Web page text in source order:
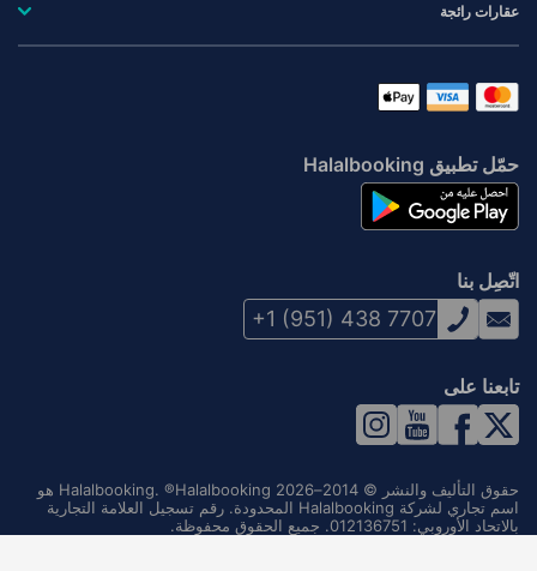
عقارات رائجة
حمّل تطبيق Halalbooking
اتّصِل بنا
+1 (951) 438 7707
تابعنا على
حقوق التأليف والنشر © 2014–2026 Halalbooking. ®Halalbooking هو
اسم تجاري لشركة Halalbooking المحدودة. رقم تسجيل العلامة التجارية
بالاتحاد الأوروبي: 012136751. جميع الحقوق محفوظة.